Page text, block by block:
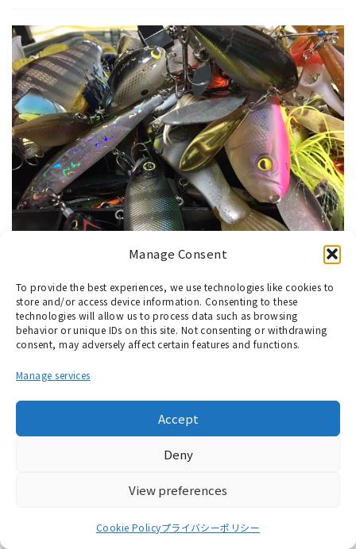
Manage Consent
To provide the best experiences, we use technologies like cookies to
store and/or access device information. Consenting to these
technologies will allow us to process data such as browsing
behavior or unique IDs on this site. Not consenting or withdrawing
consent, may adversely affect certain features and functions.
Manage services
Accept
Deny
View preferences
Cookie Policyプライバシーポリシー
【弥栄ダム】私はこれで釣りました！【ハードル
アー編】
スポンサーリンク